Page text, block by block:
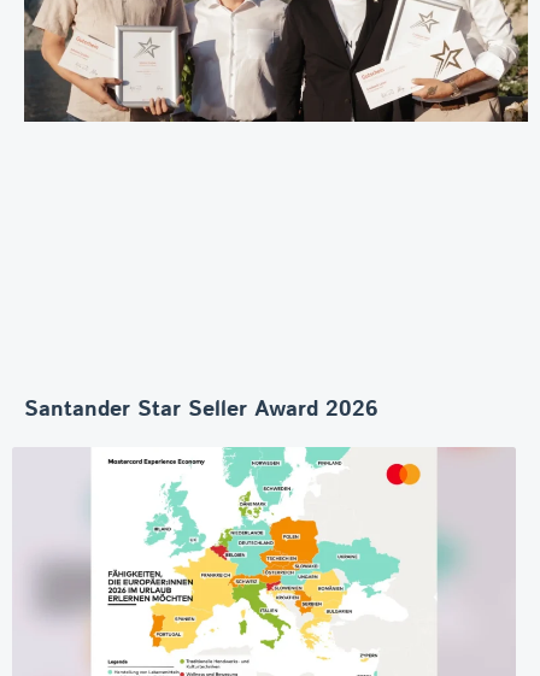
Santander Star Seller Award 2026